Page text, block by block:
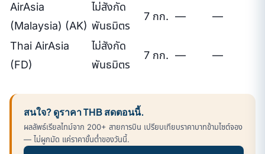
AirAsia
(Malaysia) (AK)
ไม่สังกัด
พันธมิตร
7 กก. — —
Thai AirAsia
(FD)
ไม่สังกัด
พันธมิตร
7 กก. — —
สนใจ? ดูราคา THB สดตอนนี้.
ผลลัพธ์เรียลไทม์จาก 200+ สายการบิน เปรียบเทียบราคาบาทข้ามไซต์จอง
— ไม่ผูกมัด แค่ราคาขั้นต่ำของวันนี้.